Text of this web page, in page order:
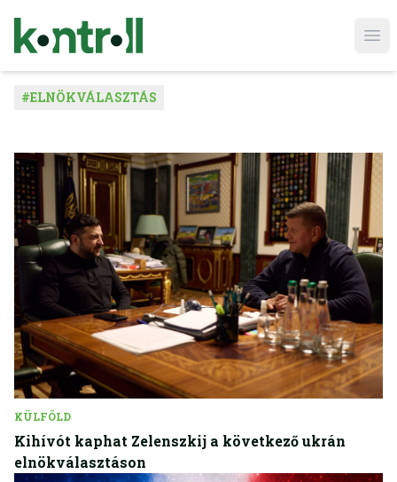
#ELNÖKVÁLASZTÁS
KÜLFÖLD
Kihívót kaphat Zelenszkij a következő ukrán
elnökválasztáson